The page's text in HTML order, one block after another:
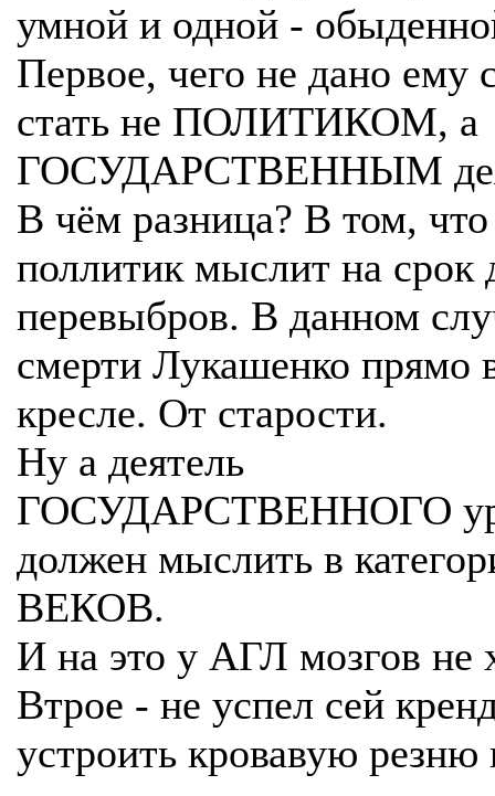
умной и одной -
Первое, чего не дано ему
стать не ПОЛИТИКОМ, а
ГОСУДАРСТВЕННЫМ
В чём разница? В том, что
поллитик мыслит на срок
перевыбров. В данном
смерти Лукашенко прямо
кресле. От старости.
Ну а деятель
ГОСУДАРСТВЕННОГО
должен мыслить в
ВЕКОВ.
И на это у АГЛ мозгов не
Втрое - не успел сей
устроить кровавую резню